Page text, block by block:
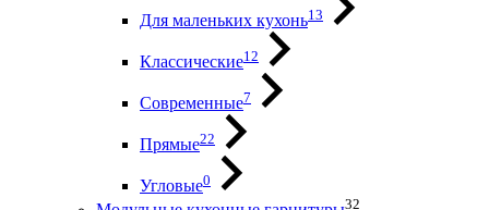
Для маленьких кухонь13
Классические12
Современные7
Прямые22
Угловые0
32